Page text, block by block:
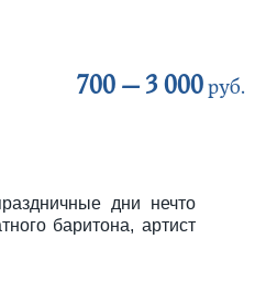
700 — 3 000руб.
дни нечто
баритона, артист